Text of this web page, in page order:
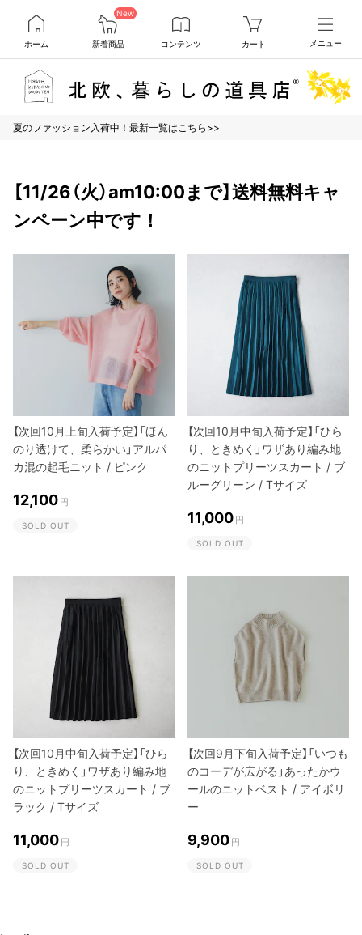
ホーム
New
新着商品 コンテンツ カート メニュー
夏のファッション入荷中！最新一覧はこちら>>
【11/26（火）am10:00まで】送料無料キャ
ンペーン中です！
【次回10月上旬入荷予定】「ほん
のり透けて、柔らかい」アルパ
カ混の起毛ニット / ピンク
12,100 円
SOLD OUT
【次回10月中旬入荷予定】「ひら
り、ときめく」ワザあり編み地
のニットプリーツスカート / ブ
ルーグリーン / Tサイズ
11,000 円
SOLD OUT
【次回10月中旬入荷予定】「ひら
り、ときめく」ワザあり編み地
のニットプリーツスカート / ブ
ラック / Tサイズ
11,000 円
SOLD OUT
【次回9月下旬入荷予定】「いつも
のコーデが広がる」あったかウ
ールのニットベスト / アイボリ
ー
9,900 円
SOLD OUT